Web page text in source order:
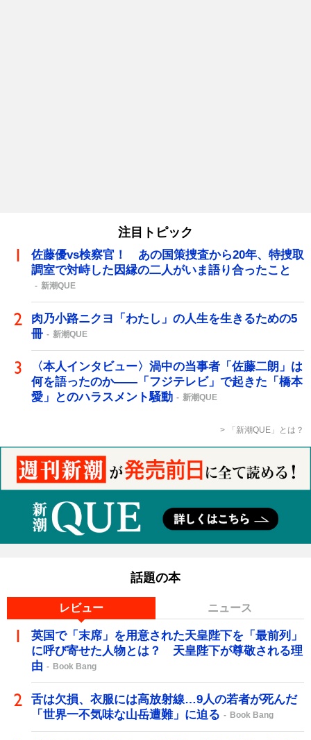
注目トピック
佐藤優vs検察官！ あの国策捜査から20年、特捜取
調室で対峙した因縁の二人がいま語り合ったこと
新潮QUE
肉乃小路ニクヨ「わたし」の人生を生きるための5
冊
新潮QUE
〈本人インタビュー〉渦中の当事者「佐藤二朗」は
何を語ったのか――「フジテレビ」で起きた「橋本
愛」とのハラスメント騒動
新潮QUE
「新潮QUE」とは？
話題の本
レビュー ニュース
英国で「末席」を用意された天皇陛下を「最前列」
に呼び寄せた人物とは？ 天皇陛下が尊敬される理
由
Book Bang
舌は欠損、衣服には高放射線…9人の若者が死んだ
「世界一不気味な山岳遭難」に迫る
Book Bang